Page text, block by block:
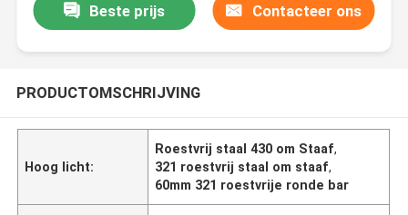
Beste prijs Contacteer ons
PRODUCTOMSCHRIJVING
Hoog licht:
Roestvrij staal 430 om Staaf,
321 roestvrij staal om staaf,
60mm 321 roestvrije ronde bar